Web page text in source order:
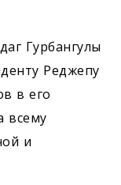
Гурбангулы
Реджепу
в его
всему
и